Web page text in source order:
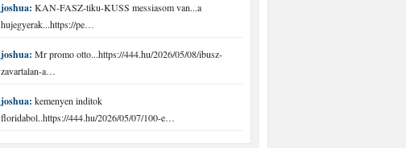
joshua: KAN-FASZ-tiku-KUSS messiasom van...a
hujegyerak...https://pe…
joshua: Mr promo otto...https://444.hu/2026/05/08/ibusz-
zavartalan-a…
joshua: kemenyen inditok
floridabol..https://444.hu/2026/05/07/100-e…